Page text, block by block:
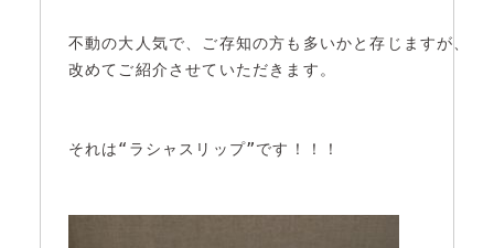
不動の大人気で、ご存知の方も多いかと存じますが、
改めてご紹介させていただきます。
それは“ラシャスリップ”です！！！